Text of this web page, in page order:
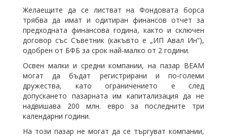
Желаещите да се листват на Фондовата борса
трябва да имат и одитиран финансов отчет за
предходната финансова година, както и сключен
договор със Съветник (какъвто е „ИП Авал Ин“),
одобрен от БФБ за срок най-малко от 2 години.
Освен малки и средни компании, на пазар BEAM
могат да бъдат регистрирани и по-големи
дружества, като ограничението е след
допускането пазарната им капитализация да не
надвишава 200 млн. евро за последните три
календарни години.
На този пазар не могат да се търгуват компании,